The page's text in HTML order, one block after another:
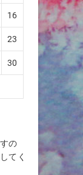
16
23
30
の
てく